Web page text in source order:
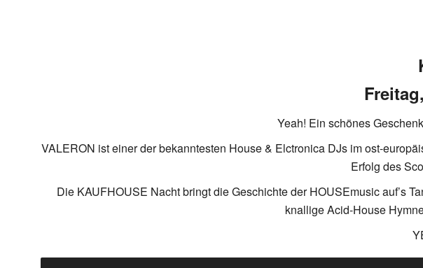
Yeah! Ein schönes
VALERON ist einer der bekanntesten House & Elctronica DJs im ost-
Erfolg des
Die KAUFHOUSE Nacht bringt die Geschichte der HOUSEmusic auf’s
knallige Acid-House